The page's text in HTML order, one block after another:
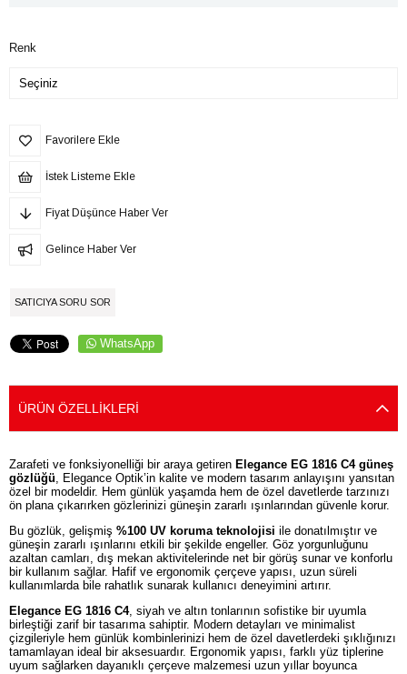
Renk
Favorilere Ekle
İstek Listeme Ekle
Fiyat Düşünce Haber Ver
Gelince Haber Ver
SATICIYA SORU SOR
WhatsApp
ÜRÜN ÖZELLIKLERI
Zarafeti ve fonksiyonelliği bir araya getiren Elegance EG 1816 C4 güneş
gözlüğü, Elegance Optik’in kalite ve modern tasarım anlayışını yansıtan
özel bir modeldir. Hem günlük yaşamda hem de özel davetlerde tarzınızı
ön plana çıkarırken gözlerinizi güneşin zararlı ışınlarından güvenle korur.
Bu gözlük, gelişmiş %100 UV koruma teknolojisi ile donatılmıştır ve
güneşin zararlı ışınlarını etkili bir şekilde engeller. Göz yorgunluğunu
azaltan camları, dış mekan aktivitelerinde net bir görüş sunar ve konforlu
bir kullanım sağlar. Hafif ve ergonomik çerçeve yapısı, uzun süreli
kullanımlarda bile rahatlık sunarak kullanıcı deneyimini artırır.
Elegance EG 1816 C4, siyah ve altın tonlarının sofistike bir uyumla
birleştiği zarif bir tasarıma sahiptir. Modern detayları ve minimalist
çizgileriyle hem günlük kombinlerinizi hem de özel davetlerdeki şıklığınızı
tamamlayan ideal bir aksesuardır. Ergonomik yapısı, farklı yüz tiplerine
uyum sağlarken dayanıklı çerçeve malzemesi uzun yıllar boyunca